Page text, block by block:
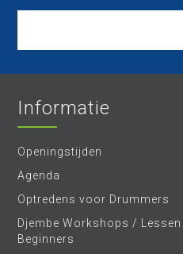
Informatie
Openingstijden
Agenda
Optredens voor Drummers
Djembe Workshops /
Beginners